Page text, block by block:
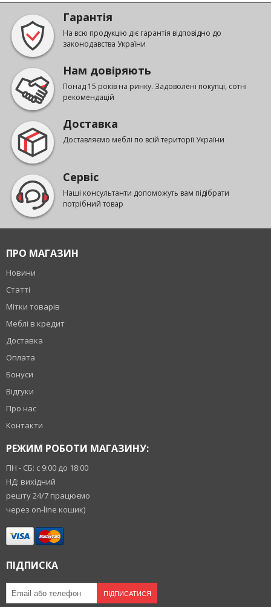
Гарантія
На всю продукцію діє гарантія відповідно до
законодавства України
Нам довіряють
Понад 15 років на ринку. Задоволені покупці, сотні
рекомендацій
Доставка
Доставляємо меблі по всій території України
Сервіс
Наші консультанти допоможуть вам підібрати
потрібний товар
ПРО МАГАЗИН
Новини
Статті
Мітки товарів
Меблі в кредит
Доставка
Оплата
Бонуси
Відгуки
Про нас
Контакти
РЕЖИМ РОБОТИ МАГАЗИНУ:
ПН - СБ: с 9:00 до 18:00
НД: вихідний
решту 24/7 працюємо
через on-line кошик)
ПІДПИСКА
ПІДПИСАТИСЯ